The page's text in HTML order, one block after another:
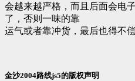
会越来越严格，而且后面会电
了，否则一味的靠
运气或者靠冲货，最后也得不偿
金沙2004路线js5的版权声明